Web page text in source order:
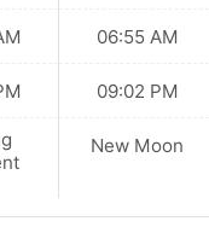
06:55 AM
09:02 PM
New Moon